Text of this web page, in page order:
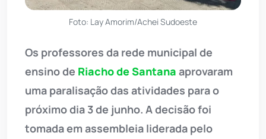
Foto: Lay Amorim/Achei Sudoeste
Os professores da rede municipal de
ensino de Riacho de Santana aprovaram
uma paralisação das atividades para o
próximo dia 3 de junho. A decisão foi
tomada em assembleia liderada pelo